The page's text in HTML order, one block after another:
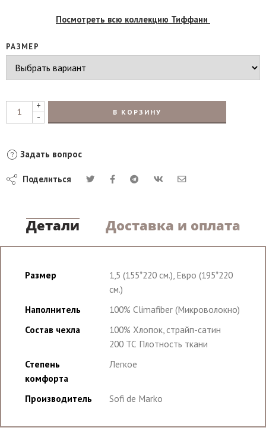
Посмотреть всю коллекцию Тиффани
РАЗМЕР
+
-
В КОРЗИНУ
Задать вопрос
Поделиться
Детали Доставка и оплата
Размер
1,5 (155*220 см.), Евро (195*220
см.)
Наполнитель
100% Climafiber (Микроволокно)
Состав чехла
100% Хлопок, страйп-сатин
200 ТС Плотность ткани
Степень
комфорта
Легкое
Производитель Sofi de Marko